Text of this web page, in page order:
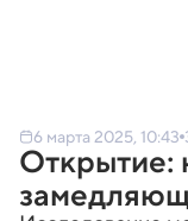
6 марта 2025, 10:43
Открытие: